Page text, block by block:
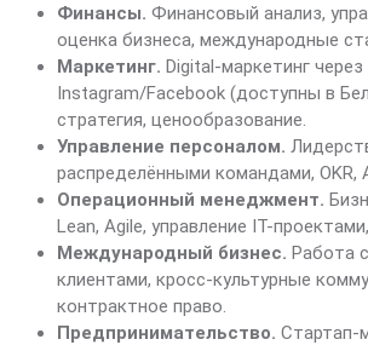
Финансы. Финансовый анализ,
оценка бизнеса, международные
Маркетинг. Digital-маркетинг через
Instagram/Facebook (доступны в
стратегия, ценообразование.
Управление персоналом.
распределёнными командами, OKR,
Операционный менеджмент.
Lean, Agile, управление IT-проектами,
Международный бизнес. Работа
клиентами, кросс-культурные
контрактное право.
Предпринимательство. Стартап-